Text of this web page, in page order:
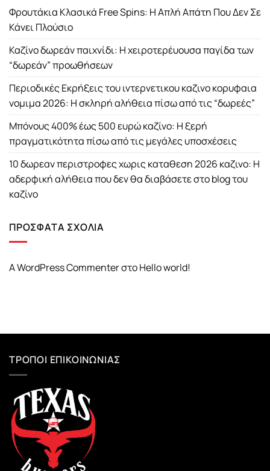
Φρουτάκια Κλασικά Free Spins: Η Απλή Απάτη Που Δεν Σε
Κάνει Πλούσιο
Καζίνο δωρεάν παιχνίδι: Η χειροτερέυουσα παγίδα των
“δωρεάν” προωθήσεων
Περιοδικές Εκρήξεις του ιντερνετικου καζινο κορυφαια
νομιμα 2026: Η σκληρή αλήθεια πίσω από τις “δωρεές”
Μπόνους 400% έως 500 ευρώ καζίνο: Η ξερή
πραγματικότητα πίσω από τις μεγάλες υποσχέσεις
10 δωρεαν περιστροφες χωρις καταθεση 2026 καζινο: Η
αδερφική αλήθεια που δεν θα διαβάσετε στο blog του
καζίνο
ΠΡΌΣΦΑΤΑ ΣΧΌΛΙΑ
A WordPress CommenterστοHello world!
ΤΡΌΠΟΙ ΕΠΙΚΟΙΝΩΝΊΑΣ